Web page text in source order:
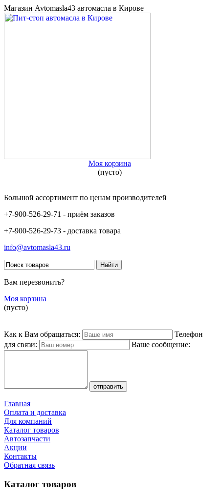
Магазин Avtomasla43 автомасла в Кирове
Моя корзина
(пусто)
Большой ассортимент по ценам производителей
+7-900-526-29-71 - приём заказов
+7-900-526-29-73 - доставка товара
info@avtomasla43.ru
Вам перезвонить?
Моя корзина
(пусто)
Как к Вам обращаться:
Телефон
для связи:
Ваше сообщение:
Главная
Оплата и доставка
Для компаний
Каталог товаров
Автозапчасти
Акции
Контакты
Обратная связь
Каталог товаров